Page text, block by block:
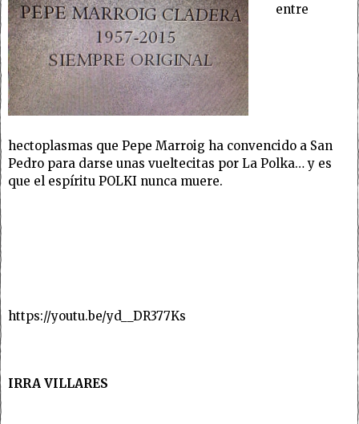
entre
hectoplasmas que Pepe Marroig ha convencido a San
Pedro para darse unas vueltecitas por La Polka… y es
que el espíritu POLKI nunca muere.
https://youtu.be/yd__DR377Ks
IRRA VILLARES